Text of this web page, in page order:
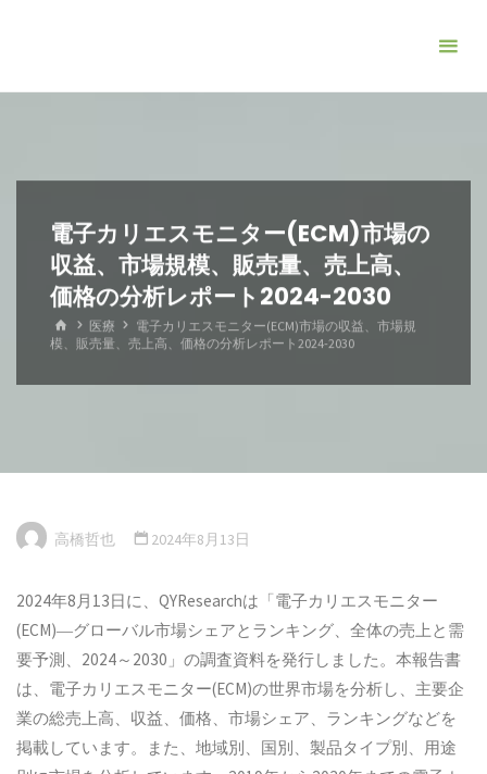
電子カリエスモニター(ECM)市場の
収益、市場規模、販売量、売上高、
価格の分析レポート2024-2030
ホ
ー
医療
電子カリエスモニター(ECM)市場の収益、市場規
模、販売量、売上高、価格の分析レポート2024-2030
高橋哲也 2024年8月13日
2024年8月13日に、QYResearchは「電子カリエスモニター
(ECM)―グローバル市場シェアとランキング、全体の売上と需
要予測、2024～2030」の調査資料を発行しました。本報告書
は、電子カリエスモニター(ECM)の世界市場を分析し、主要企
業の総売上高、収益、価格、市場シェア、ランキングなどを
掲載しています。また、地域別、国別、製品タイプ別、用途